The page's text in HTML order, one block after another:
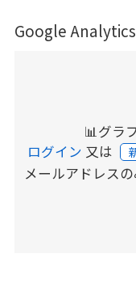
Google
📊グラ
ログイン 又は
メールアドレス